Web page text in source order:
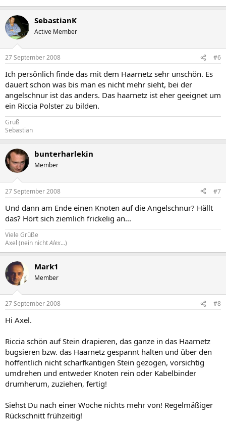
SebastianK
Active Member
27 September 2008 #6
Ich persönlich finde das mit dem Haarnetz sehr unschön. Es
dauert schon was bis man es nicht mehr sieht, bei der
angelschnur ist das anders. Das haarnetz ist eher geeignet um
ein Riccia Polster zu bilden.
Gruß
Sebastian
bunterharlekin
Member
27 September 2008 #7
Und dann am Ende einen Knoten auf die Angelschnur? Hällt
das? Hört sich ziemlich frickelig an...
Viele Grüße
Axel (nein nichtAlex...)
Mark1
Member
27 September 2008 #8
Hi Axel.
Riccia schön auf Stein drapieren, das ganze in das Haarnetz
bugsieren bzw. das Haarnetz gespannt halten und über den
hoffentlich nicht scharfkantigen Stein gezogen, vorsichtig
umdrehen und entweder Knoten rein oder Kabelbinder
drumherum, zuziehen, fertig!
Siehst Du nach einer Woche nichts mehr von! Regelmäßiger
Rückschnitt frühzeitig!